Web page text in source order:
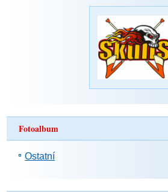
Fotoalbum
Ostatní